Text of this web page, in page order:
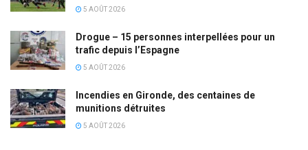
5 AOÛT 2026
Drogue – 15 personnes interpellées pour un
trafic depuis l’Espagne
5 AOÛT 2026
Incendies en Gironde, des centaines de
munitions détruites
5 AOÛT 2026